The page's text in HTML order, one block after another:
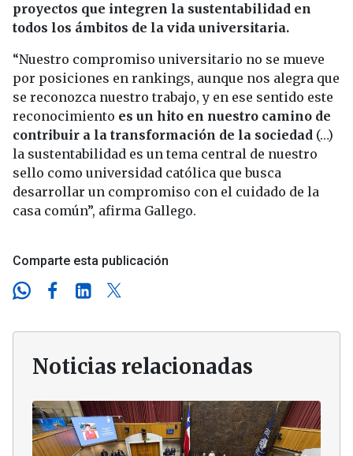
proyectos que integren la sustentabilidad en
todos los ámbitos de la vida universitaria.
“Nuestro compromiso universitario no se mueve
por posiciones en rankings, aunque nos alegra que
se reconozca nuestro trabajo, y en ese sentido este
reconocimiento es un hito en nuestro camino de
contribuir a la transformación de la sociedad (…)
la sustentabilidad es un tema central de nuestro
sello como universidad católica que busca
desarrollar un compromiso con el cuidado de la
casa común”, afirma Gallego.
Comparte esta publicación
Noticias relacionadas